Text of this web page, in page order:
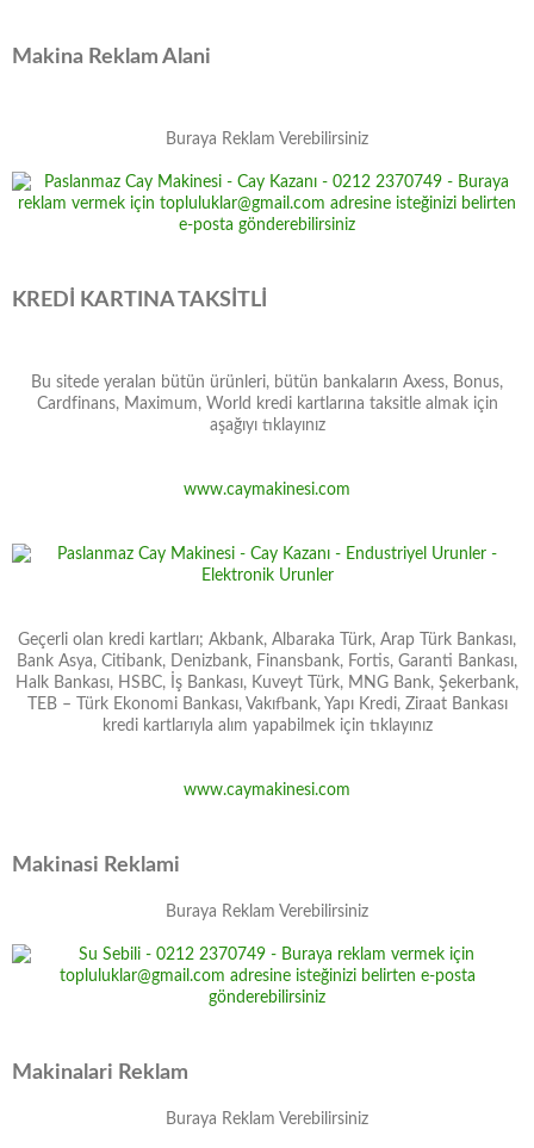
Makina Reklam Alani
Buraya Reklam Verebilirsiniz
KREDİ KARTINA TAKSİTLİ
Bu sitede yeralan bütün ürünleri, bütün bankaların Axess, Bonus,
Cardfinans, Maximum, World kredi kartlarına taksitle almak için
aşağıyı tıklayınız
www.caymakinesi.com
Geçerli olan kredi kartları; Akbank, Albaraka Türk, Arap Türk Bankası,
Bank Asya, Citibank, Denizbank, Finansbank, Fortis, Garanti Bankası,
Halk Bankası, HSBC, İş Bankası, Kuveyt Türk, MNG Bank, Şekerbank,
TEB – Türk Ekonomi Bankası, Vakıfbank, Yapı Kredi, Ziraat Bankası
kredi kartlarıyla alım yapabilmek için tıklayınız
www.caymakinesi.com
Makinasi Reklami
Buraya Reklam Verebilirsiniz
Makinalari Reklam
Buraya Reklam Verebilirsiniz